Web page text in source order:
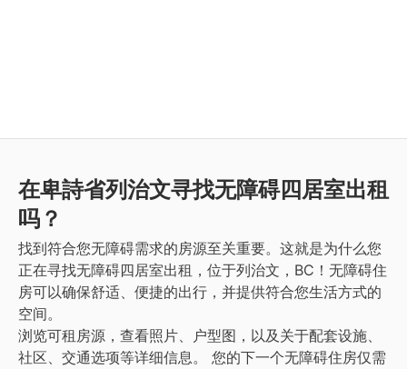
在卑詩省列治文寻找无障碍四居室出租
吗？
找到符合您无障碍需求的房源至关重要。这就是为什么您
正在寻找无障碍四居室出租，位于列治文，BC！无障碍住
房可以确保舒适、便捷的出行，并提供符合您生活方式的
空间。
浏览可租房源，查看照片、户型图，以及关于配套设施、
社区、交通选项等详细信息。
您的下一个无障碍住房仅需